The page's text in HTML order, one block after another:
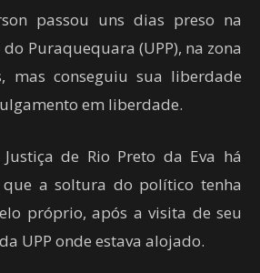
passou uns dias preso na
Puraquequara (UPP), na zona
mas conseguiu sua liberdade
em liberdade.
de Rio Preto da Eva há
que a soltura do político tenha
próprio, após a visita de seu
UPP onde estava alojado.